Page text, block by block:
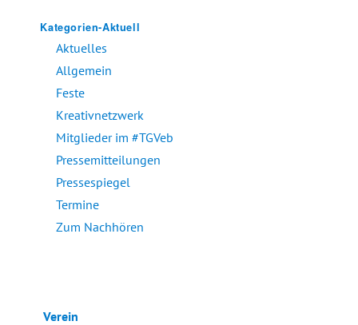
Kategorien-Aktuell
Aktuelles
Allgemein
Feste
Kreativnetzwerk
Mitglieder im #TGVeb
Pressemitteilungen
Pressespiegel
Termine
Zum Nachhören
Verein